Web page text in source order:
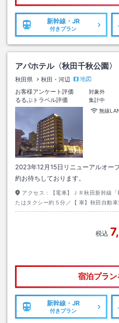
新幹線・JR
付きプラン
アパホテル〈秋田千秋公園〉
秋田県 秋田・河辺
地図
お客様アンケート評価
対象外
るるぶトラベル評価
集計中
無線
2023年12月15日リニューアルオー
約お待ちしております。
アクセス：
【電車】ＪＲ秋田新幹線
たはタクシー約５分／【 車】秋田自動
【飛行機】リムジンバスで約45分「木
税込
宿泊プラン
新幹線・JR
付きプラン